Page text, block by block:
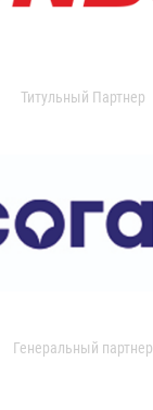
Титульный Партнер
Генеральный партнер